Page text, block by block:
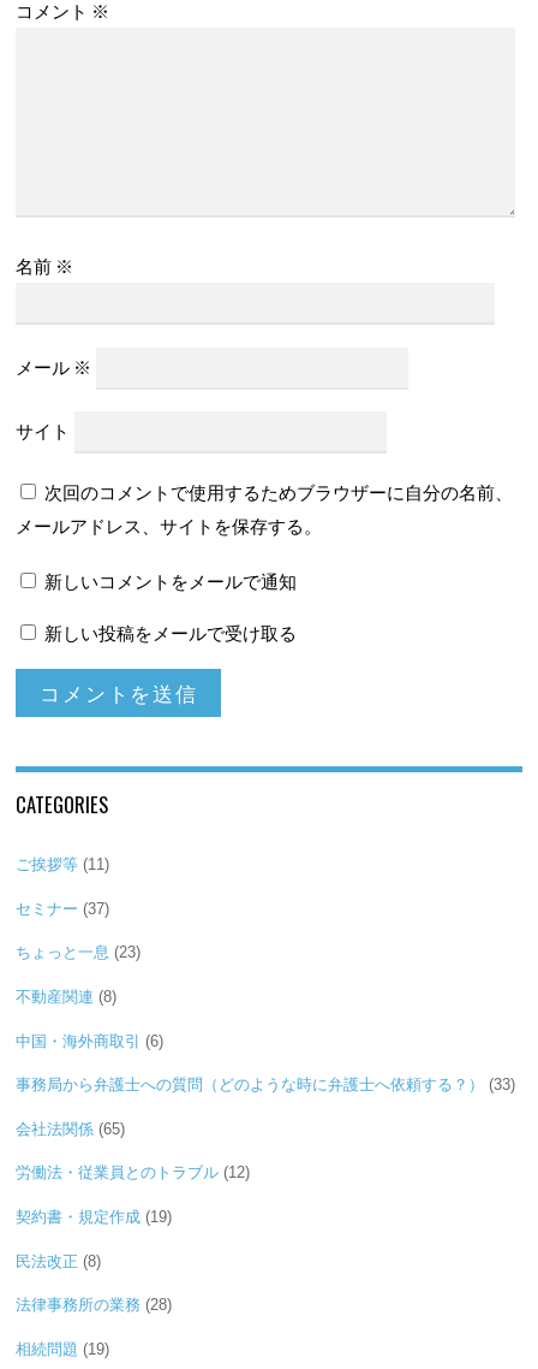
コメント ※
名前 ※
メール ※
サイト
次回のコメントで使用するためブラウザーに自分の名前、
メールアドレス、サイトを保存する。
新しいコメントをメールで通知
新しい投稿をメールで受け取る
CATEGORIES
ご挨拶等 (11)
セミナー (37)
ちょっと一息 (23)
不動産関連 (8)
中国・海外商取引 (6)
事務局から弁護士への質問（どのような時に弁護士へ依頼する？） (33)
会社法関係 (65)
労働法・従業員とのトラブル (12)
契約書・規定作成 (19)
民法改正 (8)
法律事務所の業務 (28)
相続問題 (19)